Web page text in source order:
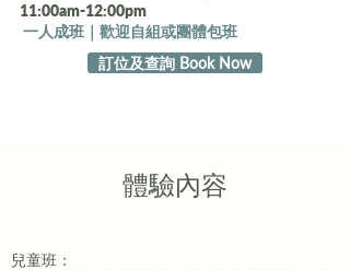
11:00am-12:00pm
一人成班｜歡迎自組或團體包班
訂位及查詢 Book Now
​體驗內容
兒童班：